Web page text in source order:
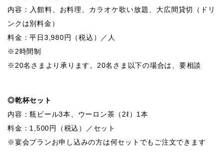
内容：入館料、お料理、カラオケ歌い放題、大広間貸切（ドリ
ンクは別料金）
料金：平日3,980円（税込）／人
※2時間制
※20名さまより承ります。20名さま以下の場合は、要相談
◎乾杯セット
内容：瓶ビール3本、ウーロン茶（2ℓ）1本
料金：1,500円（税込）／セット
※宴会プランお申し込みの方は何セットでもご注文できます